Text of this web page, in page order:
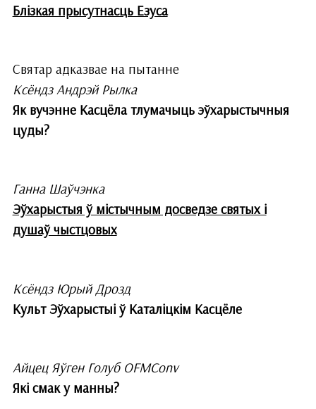
Блізкая прысутнасць Езуса
Святар адказвае на пытанне
Ксёндз Андрэй Рылка
Як вучэнне Касцёла тлумачыць эўхарыстычныя
цуды?
Ганна Шаўчэнка
Эўхарыстыя ў містычным досведзе святых і
душаў чыстцовых
Ксёндз Юрый Дрозд
Культ Эўхарыстыі ў Каталіцкім Касцёле
Айцец Яўген Голуб OFMConv
Які смак у манны?